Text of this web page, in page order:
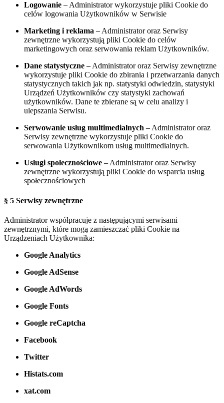
Logowanie – Administrator wykorzystuje pliki Cookie do
celów logowania Użytkowników w Serwisie
Marketing i reklama – Administratororaz Serwisy
zewnętrzne wykorzystują pliki Cookie do celów
marketingowych oraz serwowania reklam Użytkowników.
Dane statystyczne – Administratororaz Serwisy zewnętrzne
wykorzystuje pliki Cookie do zbirania i przetwarzania danych
statystycznych takich jak np. statystyki odwiedzin, statystyki
Urządzeń Użytkowników czy statystyki zachowań
użytkowników. Dane te zbierane są w celu analizy i
ulepszania Serwisu.
Serwowanie usług multimedialnych – Administratororaz
Serwisy zewnętrzne wykorzystuje pliki Cookie do
serwowania Użytkownikom usług multimedialnych.
Usługi społecznościowe – Administratororaz Serwisy
zewnętrzne wykorzystują pliki Cookie do wsparcia usług
społecznościowych
§ 5 Serwisy zewnętrzne
Administrator współpracuje z następującymi serwisami
zewnętrznymi, które mogą zamieszczać pliki Cookie na
Urządzeniach Użytkownika:
Google Analytics
Google AdSense
Google AdWords
Google Fonts
Google reCaptcha
Facebook
Twitter
Histats.com
xat.com